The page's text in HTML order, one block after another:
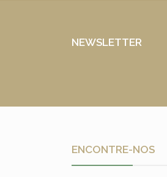
NEWSLETTER
ENCONTRE-NOS